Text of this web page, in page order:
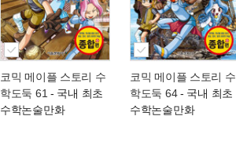
코믹 메이플 스토리 수
학도둑 61 - 국내 최초
수학논술만화
코믹 메이플 스토리 수
학도둑 64- 국내 최초
수학논술만화